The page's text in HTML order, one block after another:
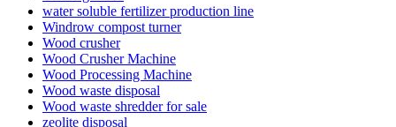
water soluble fertilizer production line
Windrow compost turner
Wood crusher
Wood Crusher Machine
Wood Processing Machine
Wood waste disposal
Wood waste shredder for sale
zeolite disposal